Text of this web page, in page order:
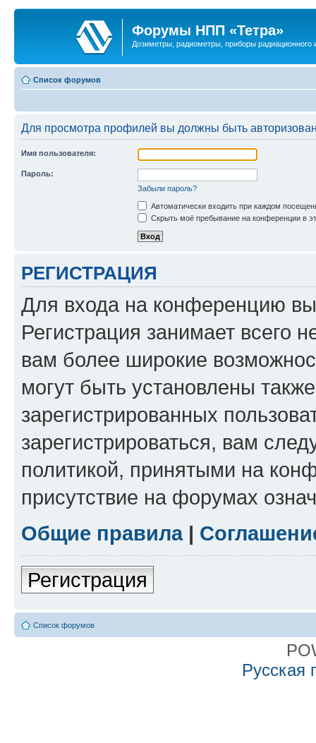
Форумы НПП «Тетра»
Дозиметры, радиометры, приборы радиационного
Список форумов
Для просмотра профилей вы должны быть
Имя пользователя:
Пароль:
Забыли пароль?
Автоматически входить при каждом
Скрыть моё пребывание на конференции в
РЕГИСТРАЦИЯ
Для входа на конференцию
Регистрация занимает всего
вам более широкие
могут быть установлены
зарегистрированных
зарегистрироваться, вам
политикой, принятыми на
присутствие на форумах
Общие правила|
Регистрация
Список форумов
Русская